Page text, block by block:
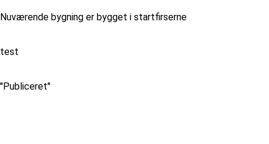
Nuværende bygning er bygget i startfirserne
test
''Publiceret''